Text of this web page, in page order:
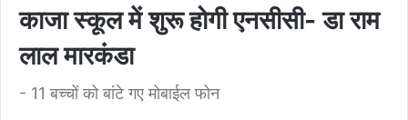
काजा स्कूल में शुरू होगी एनसीसी- डा राम
लाल मारकंडा
- 11 बच्चों को बांटे गए मोबाईल फोन